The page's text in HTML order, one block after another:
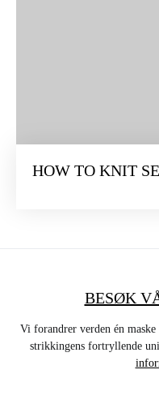
HOW TO KNIT
BESØK
Vi forandrer verden én
strikkingens fortryllende